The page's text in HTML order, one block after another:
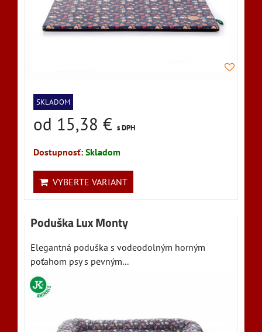
SKLADOM
od 15,38 € s DPH
Dostupnosť: Skladom
VYBERTE VARIANT
Poduška Lux Monty
Elegantná poduška s vodeodolným horným
poťahom psy s pevným...